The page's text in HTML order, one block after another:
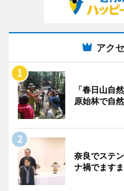
アク
「春日山自
原始林で自
奈良でステ
ナ禍でます